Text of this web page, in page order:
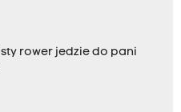
rower jedzie do pani